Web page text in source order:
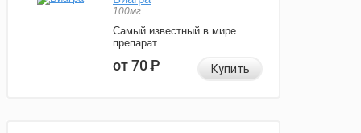
100мг
Самый известный в мире
препарат
от 70Р Купить